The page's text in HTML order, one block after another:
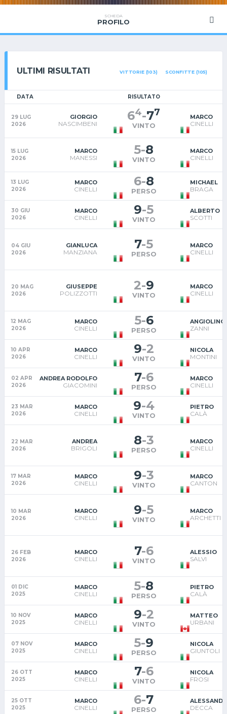
SCHEDA
PROFILO
ULTIMI RISULTATI VITTORIE (103) SCONFITTE (105)
DATA RISULTATO
29 LUG
2026
GIORGIO
NASCIMBENI
64-77
VINTO
MARCO
CINELLI
15 LUG
2026
MARCO
MANESSI
5-8
VINTO
MARCO
CINELLI
13 LUG
2026
MARCO
CINELLI
6-8
PERSO
MICHAEL
BRAGA
30 GIU
2026
MARCO
CINELLI
9-5
VINTO
ALBERTO
SCOTTI
04 GIU
2026
GIANLUCA
MANZIANA
7-5
PERSO
MARCO
CINELLI
20 MAG
2026
GIUSEPPE
POLIZZOTTI
2-9
VINTO
MARCO
CINELLI
12 MAG
2026
MARCO
CINELLI
5-6
PERSO
ANGIOLINO
ZANNI
10 APR
2026
MARCO
CINELLI
9-2
VINTO
NICOLA
MONTINI
02 APR
2026
ANDREA RODOLFO
GIACOMINI
7-6
PERSO
MARCO
CINELLI
23 MAR
2026
MARCO
CINELLI
9-4
VINTO
PIETRO
CALÀ
22 MAR
2026
ANDREA
BRIGOLI
8-3
PERSO
MARCO
CINELLI
17 MAR
2026
MARCO
CINELLI
9-3
VINTO
MARCO
CANTON
10 MAR
2026
MARCO
CINELLI
9-5
VINTO
MARCO
ARCHETTI
26 FEB
2026
MARCO
CINELLI
7-6
VINTO
ALESSIO
SALVI
01 DIC
2025
MARCO
CINELLI
5-8
PERSO
PIETRO
CALÀ
10 NOV
2025
MARCO
CINELLI
9-2
VINTO
MATTEO
URBANI
07 NOV
2025
MARCO
CINELLI
5-9
PERSO
NICOLA
GIUNTOLI
26 OTT
2025
MARCO
CINELLI
7-6
VINTO
NICOLA
FROSI
25 OTT
2025
MARCO
CINELLI
6-7
PERSO DECCA